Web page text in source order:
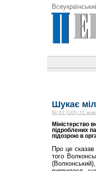
Шукає
№ 42 (245) 31
Міністерство
підроблених
підозрою в
Про це
того